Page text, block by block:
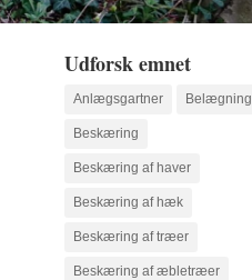
Udforsk emnet
Anlægsgartner Belægning
Beskæring
Beskæring af haver
Beskæring af hæk
Beskæring af træer
Beskæring af æbletræer